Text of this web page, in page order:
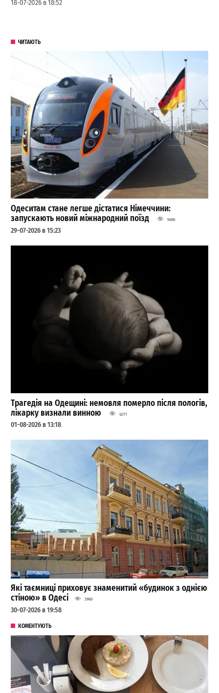
18-07-2026 в 18:52
ЧИТАЮТЬ
Одеситам стане легше дістатися Німеччини:
запускають новий міжнародний поїзд
5696
29-07-2026 в 15:23
Трагедія на Одещині: немовля померло після пологів,
лікарку визнали винною
4211
01-08-2026 в 13:18
Які таємниці приховує знаменитий «будинок з однією
стіною» в Одесі
3960
30-07-2026 в 19:58
КОМЕНТУЮТЬ